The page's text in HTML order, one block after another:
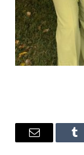
Tumblr
البريد